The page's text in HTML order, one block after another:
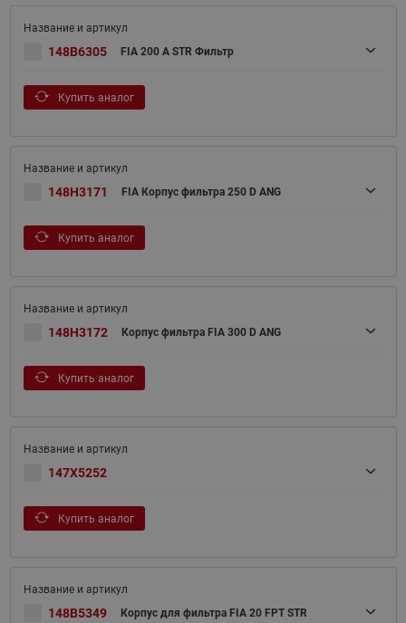
148B6305 FIA 200 A STR Фильтр
Купить аналог
148H3171 FIA Корпус фильтра 250 D ANG
Купить аналог
148H3172 Корпус фильтра FIA 300 D ANG
Купить аналог
147X5252
Купить аналог
148B5349 Корпус для фильтра FIA 20 FPT STR